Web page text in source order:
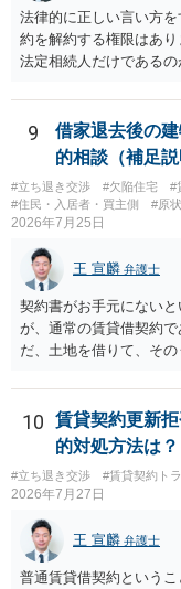
有効とされています。
しており定期借家への
（誰が所有者で誰が実
ほしいこと、③自分た
基本方針としたうえで
退料・引越費用・原状
成することが重要です
め・定期借家に関する
（「今回で最後」などの
得るかどうかも含めて検
容を十分に確認し、不
す。
法律的に正しい言い方
約を解約する権限はあ
法定相続人だけである
する動機づけがなくな
も、建物を賃貸人に一
するのが良いと思いま
あるお知り合いさんに
められるため望ましい
9
借家退去後の
的相談（補足説
#立ち退き交渉 #欠陥住宅 #
#住民・入居者・買主側
#原
2026年7月25日
王 宣麟 弁護士
契約書がお手元にない
が、通常の賃貸借契約
だ、土地を借りて、そ
であれば、建物を収去
す。 その後、建物を平
得ているのであれば、
する、という話になる
状、解体費用を負担する
に請求の根拠（なぜ当方
のか）を確認されてみ
10
賃貸契約更新
的対処方法は？
#立ち退き交渉 #賃貸契約ト
2026年7月27日
王 宣麟 弁護士
普通賃貸借契約という